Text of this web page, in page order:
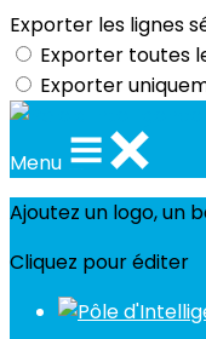
Exporter les lignes
Exporter toutes
Exporter
Menu
Ajoutez un logo, un
Cliquez pour éditer